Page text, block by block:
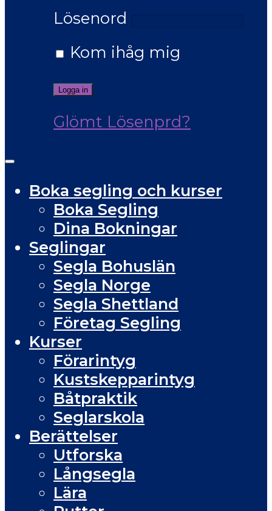
Lösenord
Kom ihåg mig
Glömt Lösenprd?
Boka segling och kurser
Boka Segling
Dina Bokningar
Seglingar
Segla Bohuslän
Segla Norge
Segla Shettland
Företag Segling
Kurser
Förarintyg
Kustskepparintyg
Båtpraktik
Seglarskola
Berättelser
Utforska
Långsegla
Lära